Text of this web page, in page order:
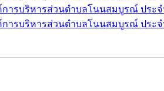
ารบริหารส่วนตำบลโนนสมบูรณ์ ประจ
ารบริหารส่วนตำบลโนนสมบูรณ์ ประจ